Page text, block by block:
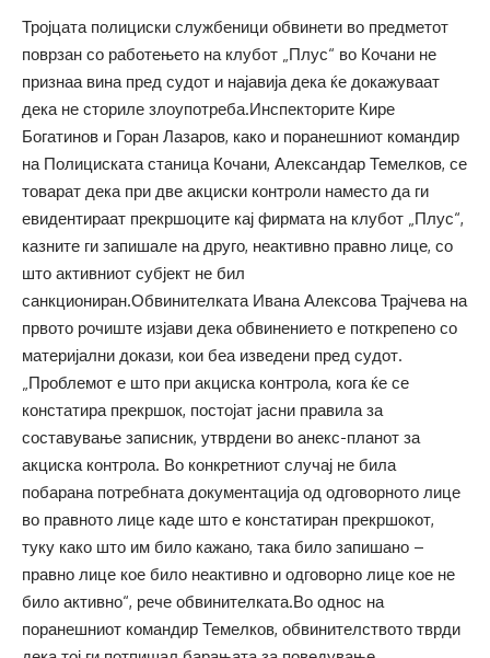
Тројцата полициски службеници обвинети во предметот
поврзан со работењето на клубот „Плус“ во Кочани не
признаа вина пред судот и најавија дека ќе докажуваат
дека не сториле злоупотреба.Инспекторите Кире
Богатинов и Горан Лазаров, како и поранешниот командир
на Полициската станица Кочани, Александар Темелков, се
товарат дека при две акциски контроли наместо да ги
евидентираат прекршоците кај фирмата на клубот „Плус“,
казните ги запишале на друго, неактивно правно лице, со
што активниот субјект не бил
санкциониран.Обвинителката Ивана Алексова Трајчева на
првото рочиште изјави дека обвинението е поткрепено со
материјални докази, кои беа изведени пред судот.
„Проблемот е што при акциска контрола, кога ќе се
констатира прекршок, постојат јасни правила за
составување записник, утврдени во анекс-планот за
акциска контрола. Во конкретниот случај не била
побарана потребната документација од одговорното лице
во правното лице каде што е констатиран прекршокот,
туку како што им било кажано, така било запишано –
правно лице кое било неактивно и одговорно лице кое не
било активно“, рече обвинителката.Во однос на
поранешниот командир Темелков, обвинителството тврди